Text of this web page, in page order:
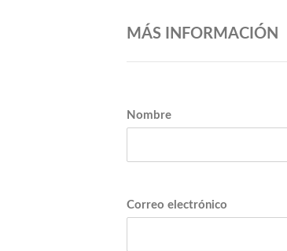
MÁS INFORMACIÓN
Nombre
Correo electrónico